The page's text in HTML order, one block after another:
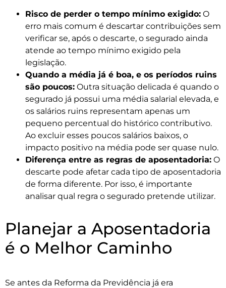
Risco de perder o tempo mínimo exigido: O
erro mais comum é descartar contribuições sem
verificar se, após o descarte, o segurado ainda
atende ao tempo mínimo exigido pela
legislação.
Quando a média já é boa, e os períodos ruins
são poucos: Outra situação delicada é quando o
segurado já possui uma média salarial elevada, e
os salários ruins representam apenas um
pequeno percentual do histórico contributivo.
Ao excluir esses poucos salários baixos, o
impacto positivo na média pode ser quase nulo.
Diferença entre as regras de aposentadoria: O
descarte pode afetar cada tipo de aposentadoria
de forma diferente. Por isso, é importante
analisar qual regra o segurado pretende utilizar.
Planejar a Aposentadoria
é o Melhor Caminho
Se antes da Reforma da Previdência já era